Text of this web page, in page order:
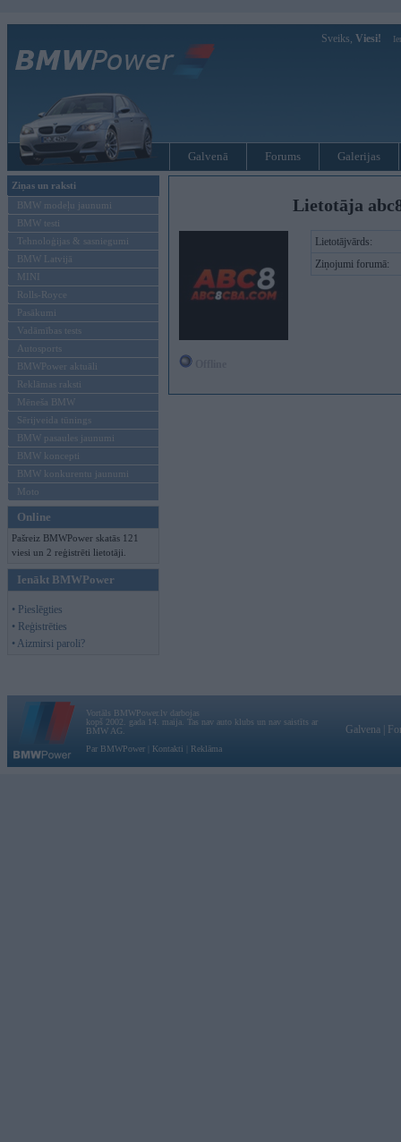
Sveiks, Viesi!
Galvenā Forums Galerijas
Ziņas un raksti
BMW modeļu jaunumi
BMW testi
Tehnoloģijas & sasniegumi
BMW Latvijā
MINI
Rolls-Royce
Pasākumi
Vadāmības tests
Autosports
BMWPower aktuāli
Reklāmas raksti
Mēneša BMW
Sērijveida tūnings
BMW pasaules jaunumi
BMW koncepti
BMW konkurentu jaunumi
Moto
Online
Pašreiz BMWPower skatās 121
viesi un 2 reģistrēti lietotāji.
Ienākt BMWPower
• Pieslēgties
• Reģistrēties
• Aizmirsi paroli?
Lietotāja
Lietotājvārds:
Ziņojumi forumā:
Vortāls BMWPower.lv darbojas
kopš 2002. gada 14. maija. Tas nav auto klubs un nav saistīts ar
BMW AG.
Par BMWPower
Kontakti Reklāma
Galvena